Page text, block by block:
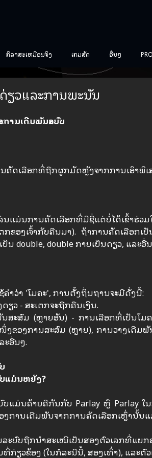
ກິລາສະເຫມືອນຈິງ ເກມສັດ ອື່ນໆ
ຽວແລະການພະນັນ
ການເດີມພັນລະບົບ
ຄັດ​ເລືອກ​ທີ່​ຖືກ​ຜູກ​ມັດ​ຫຼັງ​ຈາກ​ການ​ເອົາ​ພິ​ເ
ມ່ນການຄັດເລືອກທີ່ມີຊື່ແຕ່ບໍ່ໄດ້ເຂົ້າຮ່ວມ
ກຂອງເຈົ້າກັບຄືນມາ). ຖ້າການຄັດເລືອກ
ປັນ double, double ກາຍເປັນດຽວ, ແລະອື່
າວ່າ 'ໂມຄະ', ການຕັ້ງຖິ່ນຖານຈະມີດັ່ງນີ້:
ຽວ - ສະເຕກຈະຖືກຄືນເງິນ.
ນສະສົມ (ຫຼາຍອັນ) - ການເລືອກທີ່ເປັນໂ
ຂອງການສະສົມ (ຫຼາຍ), ການວາງເດີມພັ
ະອື່ນໆ.
ແມ່ນຫຍັງ?
ບແມ່ນຄ້າຍຄືກັນກັບ Parlay ຫຼື Parlay
ງການເດີມພັນຈາກການຄັດເລືອກເຫຼົ່ານັ້
ະບົບຖືກນຳສະເໜີເປັນສອງຕົວເລກທີ່ແຍ
ກ່ຽວຂ້ອງ (ໃນກໍລະນີນີ້, ສອງເທົ່າ), ແລະ